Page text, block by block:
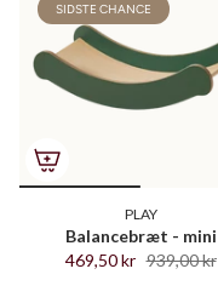
SIDSTE CHANCE
PLAY
Balancebræt - mini
469,50 kr 939,00 kr